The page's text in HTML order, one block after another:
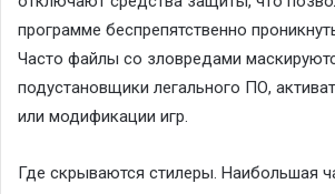
программе беспрепятственно
Часто файлы со зловредами
подустановщики легального ПО,
или модификации игр.
Где скрываются стилеры. Наибольшая